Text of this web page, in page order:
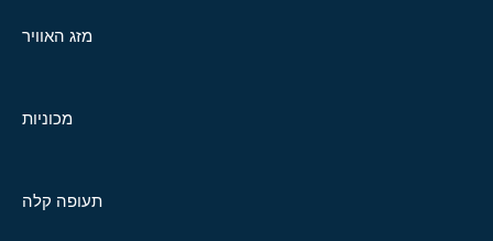
מזג האוויר
מכוניות
תעופה קלה